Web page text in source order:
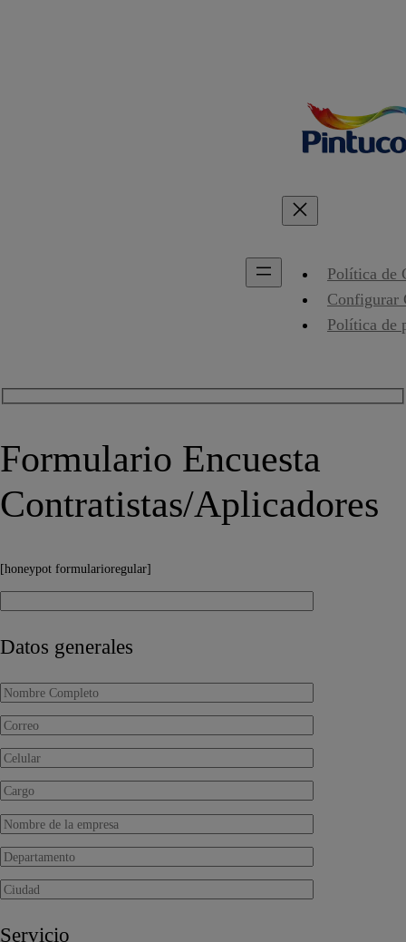
Política de
Configurar
Política de
Formulario Encuesta
Contratistas/Aplicadores
[honeypot formularioregular]
Datos generales
Servicio